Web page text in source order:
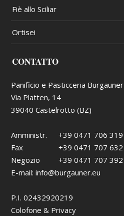
Fiè allo Sciliar
Ortisei
CONTATTO
Panificio e Pasticceria Burgauner
Via Platten, 14
39040 Castelrotto (BZ)
Amministr.
+39 0471 706 319
Fax
+39 0471 707 632
Negozio
+39 0471 707 392
E-mail:info@burgauner.eu
P.I. 02432920219
Colofone & Privacy